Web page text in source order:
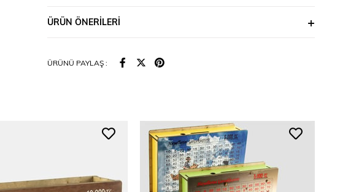
ÜRÜN ÖNERILERI
ÜRÜNÜ PAYLAŞ :